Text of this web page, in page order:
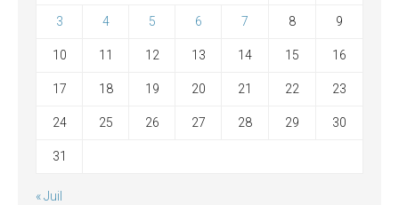
3 4 5 6 7 8 9
10 11 12 13 14 15 16
17 18 19 20 21 22 23
24 25 26 27 28 29 30
31
« Juil